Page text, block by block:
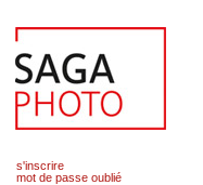
s'inscrire
mot de passe oublié